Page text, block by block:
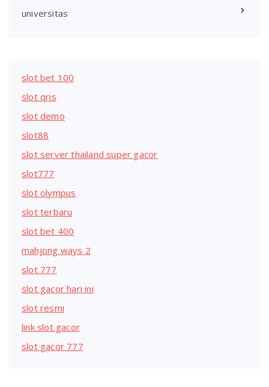
universitas
slot bet 100
slot qris
slot demo
slot88
slot server thailand super gacor
slot777
slot olympus
slot terbaru
slot bet 400
mahjong ways 2
slot 777
slot gacor hari ini
slot resmi
link slot gacor
slot gacor 777